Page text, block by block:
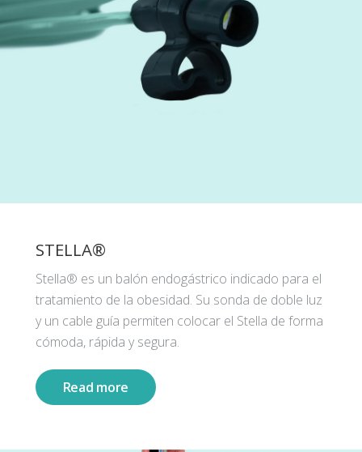
STELLA®
Stella® es un balón endogástrico indicado para el
tratamiento de la obesidad. Su sonda de doble luz
y un cable guía permiten colocar el Stella de forma
cómoda, rápida y segura.
Read more